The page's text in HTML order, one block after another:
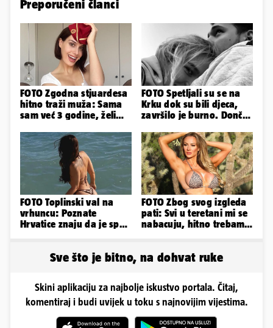
Preporučeni članci
FOTO Zgodna stjuardesa
hitno traži muža: Sama
sam već 3 godine, želim
FOTO Spetljali su se na
Krku dok su bili djeca,
završilo je burno. Dončić
FOTO Toplinski val na
vrhuncu: Poznate
Hrvatice znaju da je spas
FOTO Zbog svog izgleda
pati: Svi u teretani mi se
nabacuju, hitno trebam
Sve što je bitno, na dohvat ruke
Skini aplikaciju za najbolje iskustvo portala. Čitaj,
komentiraj i budi uvijek u toku s najnovijim vijestima.